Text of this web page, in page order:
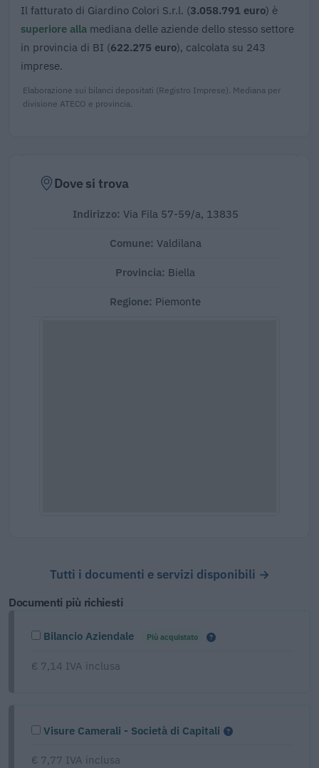
Il fatturato di Giardino Colori S.r.l. (3.058.791 euro) è
superiore alla mediana delle aziende dello stesso settore
in provincia di BI (622.275 euro), calcolata su 243
imprese.
Elaborazione sui bilanci depositati (Registro Imprese). Mediana per
divisione ATECO e provincia.
Dove si trova
Indirizzo: Via Fila 57-59/a, 13835
Comune: Valdilana
Provincia: Biella
Regione: Piemonte
Tutti i documenti e servizi disponibili →
Documenti più richiesti
Bilancio Aziendale Più acquistato
€ 7,14 IVA inclusa
Visure Camerali - Società di Capitali
€ 7,77 IVA inclusa